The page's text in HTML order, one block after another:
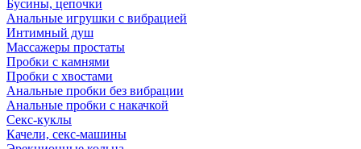
Бусины, цепочки
Анальные игрушки с вибрацией
Интимный душ
Массажеры простаты
Пробки с камнями
Пробки с хвостами
Анальные пробки без вибрации
Анальные пробки с накачкой
Секс-куклы
Качели, секс-машины